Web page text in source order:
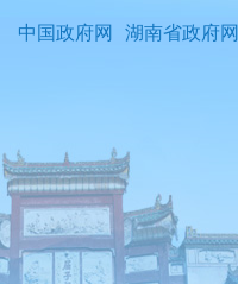
中国政府网 湖南省政府网